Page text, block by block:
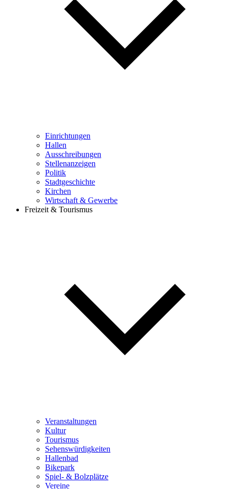
Einrichtungen
Hallen
Ausschreibungen
Stellenanzeigen
Politik
Stadtgeschichte
Kirchen
Wirtschaft & Gewerbe
Freizeit & Tourismus
Veranstaltungen
Kultur
Tourismus
Sehenswürdigkeiten
Hallenbad
Bikepark
Spiel- & Bolzplätze
Vereine